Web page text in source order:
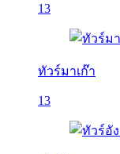
13
ทัวร์มาเก๊า
13